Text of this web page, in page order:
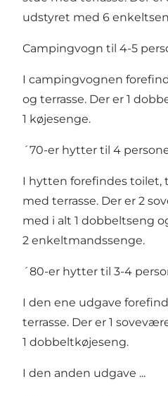
udstyret med 6
Campingvogn til 4-5
I campingvognen
og terrasse. Der er 1
1 køjesenge.
´70-er hytter til 4
I hytten forefindes toilet,
med terrasse. Der er 2
med i alt 1 dobbeltseng
2 enkeltmandssenge.
´80-er hytter til 3-4
I den ene udgave
terrasse. Der er 1
1 dobbeltkøjeseng.
​I den anden udgave ...